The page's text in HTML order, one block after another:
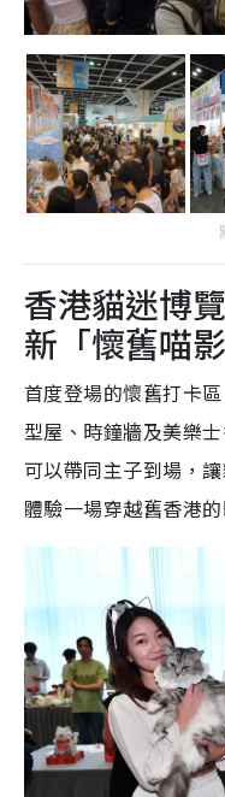
香港貓迷博
新「懷舊喵
首度登場的懷舊打卡
型屋、時鐘牆及美樂
可以帶同主子到場，
體驗一場穿越舊香港